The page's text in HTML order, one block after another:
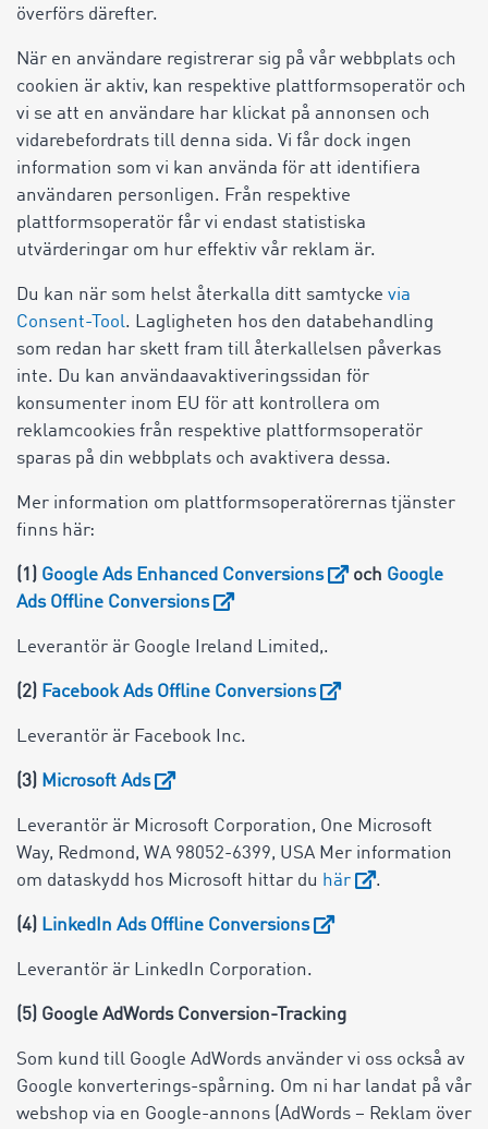
överförs därefter.
När en användare registrerar sig på vår webbplats och
cookien är aktiv, kan respektive plattformsoperatör och
vi se att en användare har klickat på annonsen och
vidarebefordrats till denna sida. Vi får dock ingen
information som vi kan använda för att identifiera
användaren personligen. Från respektive
plattformsoperatör får vi endast statistiska
utvärderingar om hur effektiv vår reklam är.
Du kan när som helst återkalla ditt samtycke via
Consent-Tool. Lagligheten hos den databehandling
som redan har skett fram till återkallelsen påverkas
inte. Du kan användaavaktiveringssidan för
konsumenter inom EU för att kontrollera om
reklamcookies från respektive plattformsoperatör
sparas på din webbplats och avaktivera dessa.
Mer information om plattformsoperatörernas tjänster
finns här:
(1) Google Ads Enhanced Conversions och Google
Ads Offline Conversions
Leverantör är Google Ireland Limited,.
(2) Facebook Ads Offline Conversions
Leverantör är Facebook Inc.
(3) Microsoft Ads
Leverantör är Microsoft Corporation, One Microsoft
Way, Redmond, WA 98052-6399, USA Mer information
om dataskydd hos Microsoft hittar du här .
(4) LinkedIn Ads Offline Conversions
Leverantör är LinkedIn Corporation.
(5) Google AdWords Conversion-Tracking
Som kund till Google AdWords använder vi oss också av
Google konverterings-spårning. Om ni har landat på vår
webshop via en Google-annons (AdWords – Reklam över